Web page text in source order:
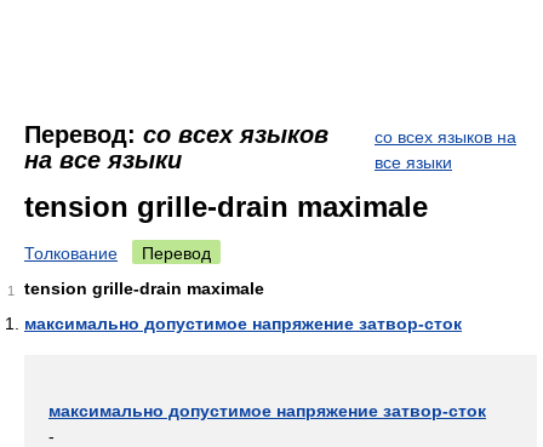
Перевод: со всех языков
на все языки
со всех языков на
все языки
tension grille-drain maximale
Толкование Перевод
1
tension grille-drain maximale
максимально допустимое напряжение затвор-сток
максимально допустимое напряжение затвор-сток
-